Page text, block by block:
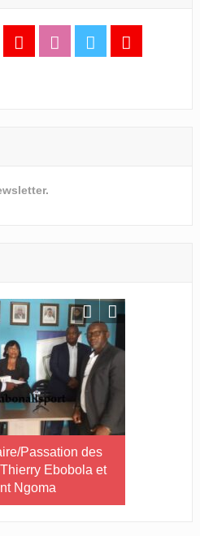
Passation des
Ebobola et
Ngoma